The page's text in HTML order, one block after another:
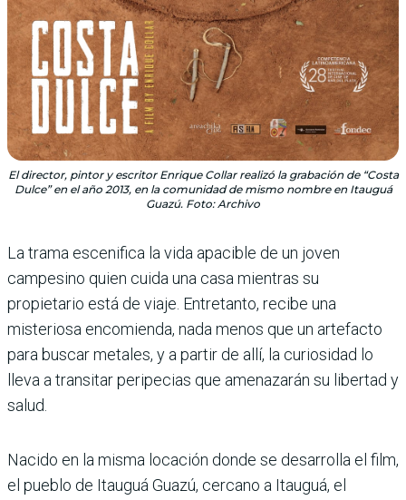
El director, pintor y escritor Enrique Collar realizó la grabación de “Costa
Dulce” en el año 2013, en la comunidad de mismo nombre en Itauguá
Guazú. Foto: Archivo
La trama escenifica la vida apacible de un joven
campesino quien cuida una casa mientras su
propietario está de viaje. Entretanto, recibe una
misteriosa encomienda, nada menos que un artefacto
para buscar metales, y a partir de allí, la curiosidad lo
lleva a transitar peripecias que amenazarán su libertad y
salud.
Nacido en la misma locación donde se desarrolla el film,
el pueblo de Itauguá Guazú, cercano a Itauguá, el